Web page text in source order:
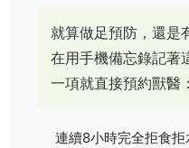
就算做足預防，還是
在用手機備忘錄記著
一項就直接預約獸醫：
連續8小時完全拒食拒